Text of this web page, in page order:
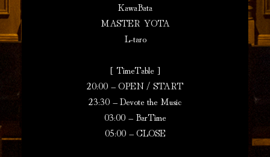
KawaBata
MASTER YOTA
L-taro
[ TimeTable ]
20:00 – OPEN / START
23:30 – Devote the Music
03:00 – BarTime
05:00 – CLOSE